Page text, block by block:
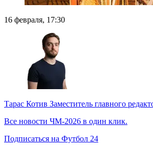
16 февраля, 17:30
Тарас Котив Заместитель главного
Все новости ЧМ-2026 в один клик.
Подписаться на Футбол 24